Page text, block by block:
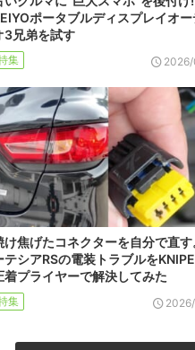
ポータブルディスプレイオー
3兄弟を試す
集
け焦げたコネクターを自分で直
テシアRSの電装トラブルを
着プライヤーで解決してみた
集